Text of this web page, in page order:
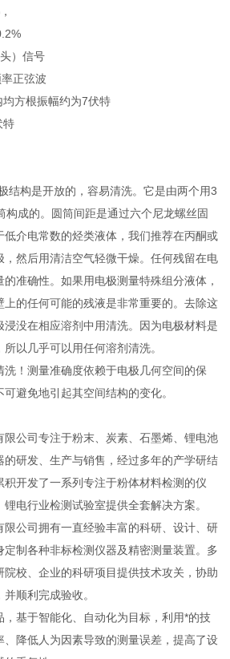
）信号
正弦波
方根振幅约为7伏特
特
结构是开放的，容易清洗。它是由两个用3
构成的。圆筒间距是通过六个尼龙螺丝固
低介电常数的烃类液体，我们推荐在丙酮或
，然后用清洁空气轻微干燥。任何残留在电
准确性。如果用电极测量特殊组分液体，
上的任何可能的残液是非常重要的。去除这
没在相应溶剂中用清洗。因为电极材料是
以几乎可以用任何溶剂清洗。
！测量准确度依赖于电极几何空间的保
避免地引起其空间结构的变化。
限公司专注于粉末、炭素、石墨烯、锂电池
的研发、生产与销售，经过多年的产学研结
开发了一系列专注于粉体材料检测的仪
电行业检测试验室提供全套解决方案。
限公司拥有一直经验丰富的科研、设计、研
定制各种非标检测仪器及精密测量装置。多
校、企业的科研项目提供技术攻关，协助
顺利完成验收。
，基于智能化、自动化为目标，利用*的技
、降低人为因素导致的测量误差，提高了设